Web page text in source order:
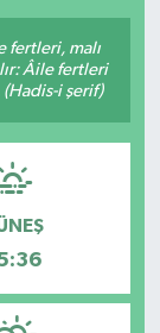
fertleri, malı
Âile fertleri
(Hadis-i şerif)